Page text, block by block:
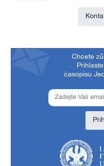
Chcete
časopisu